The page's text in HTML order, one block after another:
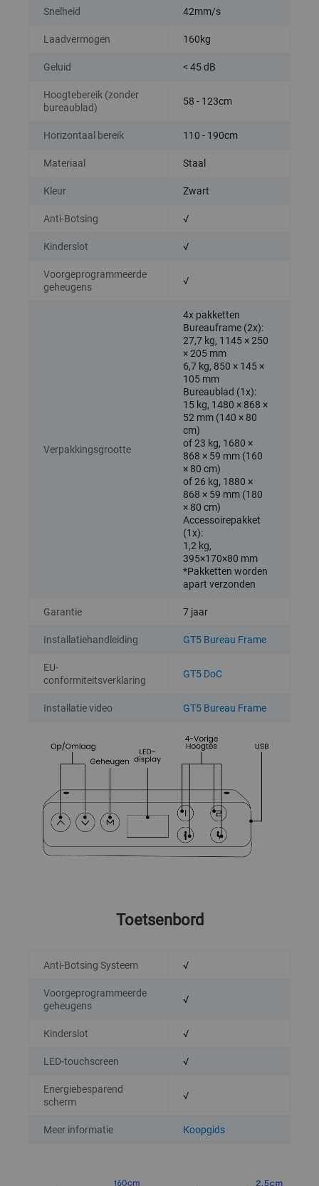
Snelheid 42mm/s
Laadvermogen 160kg
Geluid < 45 dB
Hoogtebereik (zonder
bureaublad)
58 - 123cm
Horizontaal bereik 110 - 190cm
Materiaal Staal
Kleur Zwart
Anti-Botsing √
Kinderslot √
Voorgeprogrammeerde
geheugens
√
Verpakkingsgrootte
4x pakketten
Bureauframe (2x):
27,7 kg, 1145 × 250
× 205 mm
6,7 kg, 850 × 145 ×
105 mm
Bureaublad (1x):
15 kg, 1480 × 868 ×
52 mm (140 × 80
cm)
of 23 kg, 1680 ×
868 × 59 mm (160
× 80 cm)
of 26 kg, 1880 ×
868 × 59 mm (180
× 80 cm)
Accessoirepakket
(1x):
1,2 kg,
395×170×80 mm
*Pakketten worden
apart verzonden
Garantie 7 jaar
Installatiehandleiding GT5 Bureau Frame
EU-
conformiteitsverklaring
GT5 DoC
Installatie video GT5 Bureau Frame
Toetsenbord
Anti-Botsing Systeem √
Voorgeprogrammeerde
geheugens
√
Kinderslot √
LED-touchscreen √
Energiebesparend
scherm
√
Meer informatie Koopgids